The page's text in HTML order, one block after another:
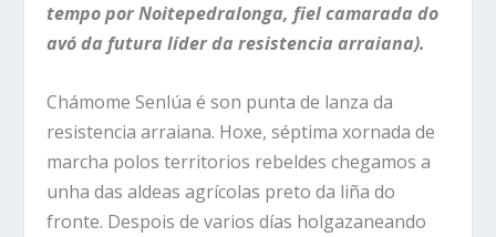
tempo por Noitepedralonga, fiel camarada do
avó da futura líder da resistencia arraiana).
Chámome Senlúa é son punta de lanza da
resistencia arraiana. Hoxe, séptima xornada de
marcha polos territorios rebeldes chegamos a
unha das aldeas agrícolas preto da liña do
fronte. Despois de varios días holgazaneando